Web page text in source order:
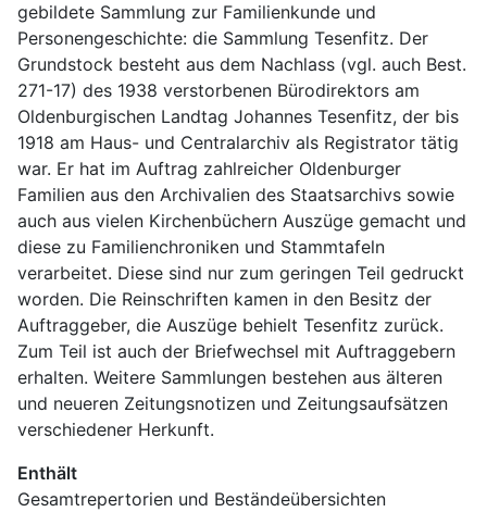
gebildete Sammlung zur Familienkunde und
Personengeschichte: die Sammlung Tesenfitz. Der
Grundstock besteht aus dem Nachlass (vgl. auch Best.
271-17) des 1938 verstorbenen Bürodirektors am
Oldenburgischen Landtag Johannes Tesenfitz, der bis
1918 am Haus- und Centralarchiv als Registrator tätig
war. Er hat im Auftrag zahlreicher Oldenburger
Familien aus den Archivalien des Staatsarchivs sowie
auch aus vielen Kirchenbüchern Auszüge gemacht und
diese zu Familienchroniken und Stammtafeln
verarbeitet. Diese sind nur zum geringen Teil gedruckt
worden. Die Reinschriften kamen in den Besitz der
Auftraggeber, die Auszüge behielt Tesenfitz zurück.
Zum Teil ist auch der Briefwechsel mit Auftraggebern
erhalten. Weitere Sammlungen bestehen aus älteren
und neueren Zeitungsnotizen und Zeitungsaufsätzen
verschiedener Herkunft.
Enthält
Gesamtrepertorien und Beständeübersichten